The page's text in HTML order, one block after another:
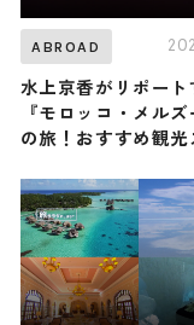
ABROAD
水上京香がリポート
『モロッコ・メルズ
の旅！おすすめ観光
月14日放送